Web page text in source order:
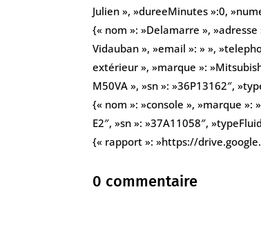
Julien », »dureeMinutes »:0,
{« nom »: »Delamarre »,
Vidauban », »email »: » »,
extérieur », »marque »:
M50VA », »sn »: »36P13162″,
{« nom »: »console », »marque »:
E2″, »sn »: »37A11058″,
{« rapport »: »https://
0 commentaire